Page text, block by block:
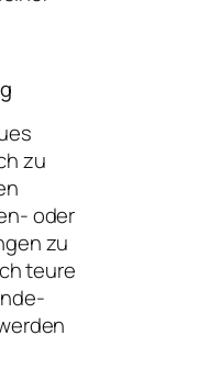
zu
oder
zu
teure